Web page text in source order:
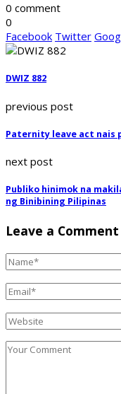
0 comment
0
Facebook Twitter
DWIZ 882
previous post
Paternity leave act nais
next post
Publiko hinimok na
ng Binibining Pilipinas
Leave a Comment